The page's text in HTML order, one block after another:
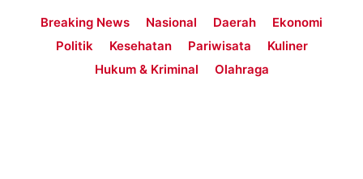
Breaking News Nasional Daerah
Ekonomi
Politik
Kesehatan Pariwisata
Kuliner
Hukum & Kriminal
Olahraga